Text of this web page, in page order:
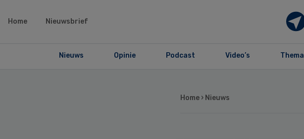
Home Nieuwsbrief
Nieuws Opinie Podcast Video’s
Home › Nieuws